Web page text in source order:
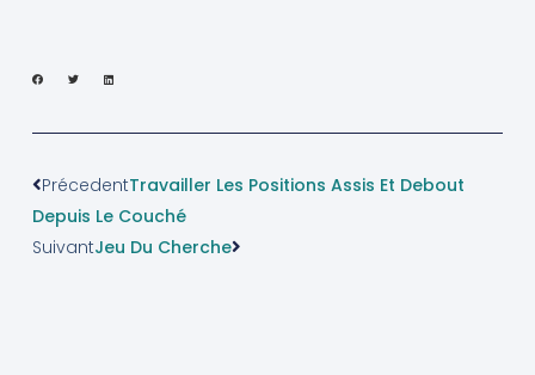
PrécedentTravailler Les Positions Assis Et Debout
Depuis Le Couché
SuivantJeu Du Cherche